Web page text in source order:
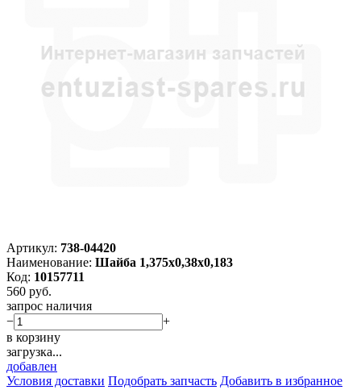
Артикул: 738-04420
Наименование: Шайба 1,375х0,38х0,183
Код: 10157711
560 руб.
запрос наличия
−
+
в корзину
загрузка...
добавлен
Условия доставки Подобрать запчасть Добавить в избранное